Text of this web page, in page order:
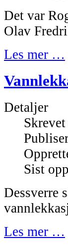
Det var
Olav
Les mer …
Detaljer
Sist
Dessverre
Les mer …